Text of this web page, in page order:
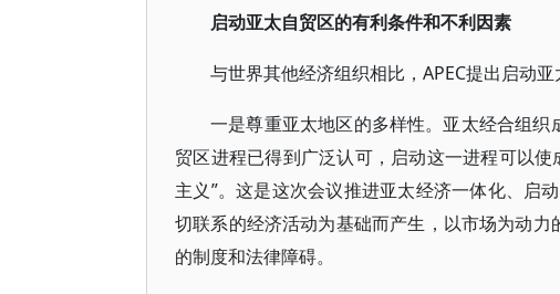
启动亚太自贸区的有利条件和不利因素
与世界其他经济组织相比，APEC提出启动
一是尊重亚太地区的多样性。亚太经合组
贸区进程已得到广泛认可，启动这一进程可以
主义”。这是这次会议推进亚太经济一体化、启
切联系的经济活动为基础而产生，以市场为动
的制度和法律障碍。